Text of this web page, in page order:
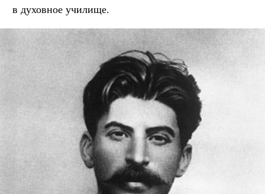
в духовное училище.